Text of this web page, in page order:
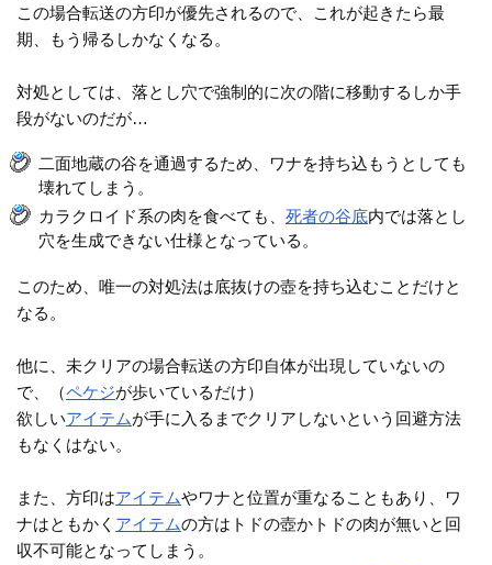
この場合転送の方印が優先されるので、これが起きたら最
期、もう帰るしかなくなる。
対処としては、落とし穴で強制的に次の階に移動するしか手
段がないのだが…
二面地蔵の谷を通過するため、ワナを持ち込もうとしても
壊れてしまう。
カラクロイド系の肉を食べても、死者の谷底内では落とし
穴を生成できない仕様となっている。
このため、唯一の対処法は底抜けの壺を持ち込むことだけと
なる。
他に、未クリアの場合転送の方印自体が出現していないの
で、（ペケジが歩いているだけ）
欲しいアイテムが手に入るまでクリアしないという回避方法
もなくはない。
また、方印はアイテムやワナと位置が重なることもあり、ワ
ナはともかく アイテムの方はトドの壺かトドの肉が無いと回
収不可能となってしまう。